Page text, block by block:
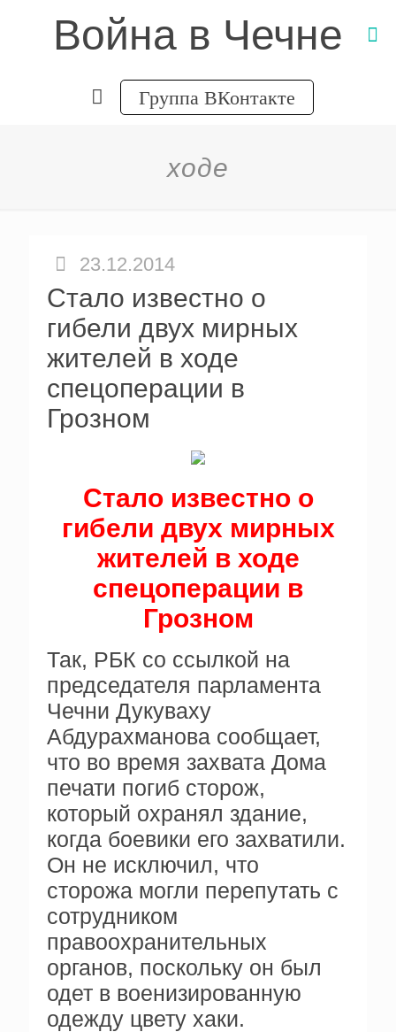
Война в Чечне
Группа ВКонтакте
ходе
23.12.2014
Стало известно о
гибели двух мирных
жителей в ходе
спецоперации в
Грозном
Стало известно о
гибели двух мирных
жителей в ходе
спецоперации в
Грозном
Так, РБК со ссылкой на
председателя парламента
Чечни Дукуваху
Абдурахманова сообщает,
что во время захвата Дома
печати погиб сторож,
который охранял здание,
когда боевики его захватили.
Он не исключил, что
сторожа могли перепутать с
сотрудником
правоохранительных
органов, поскольку он был
одет в военизированную
одежду цвету хаки.